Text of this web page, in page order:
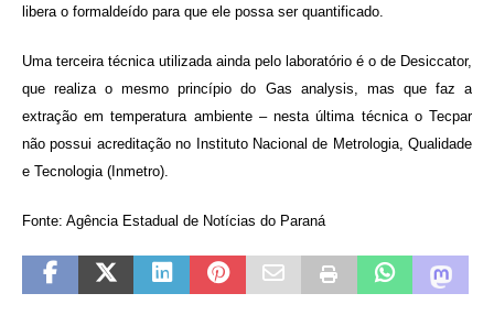
libera o formaldeído para que ele possa ser quantificado.
Uma terceira técnica utilizada ainda pelo laboratório é o de Desiccator,
que realiza o mesmo princípio do Gas analysis, mas que faz a
extração em temperatura ambiente – nesta última técnica o Tecpar
não possui acreditação no Instituto Nacional de Metrologia, Qualidade
e Tecnologia (Inmetro).
Fonte: Agência Estadual de Notícias do Paraná